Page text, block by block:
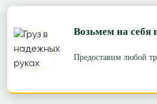
Возьмем на себя
Предоставим любой